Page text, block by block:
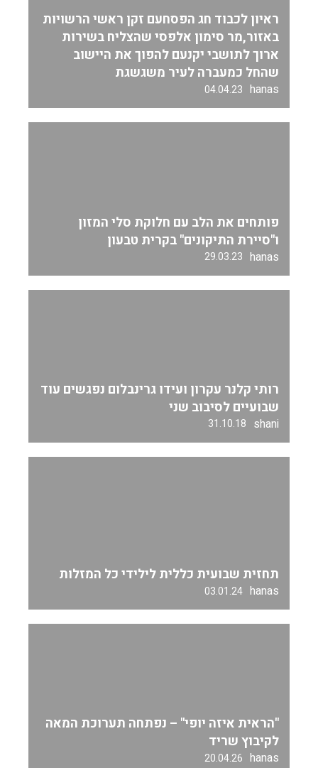
ראיון לכבוד חג הפסחעם זקן ראשי הרשויות
באזור,מר סימון אלפסי שהצליח בשירות
ארוך לתושבי יקנעם להפוך את היישוב
שהחל כמעברה לעיר משגשגת
hanas
04.04.23
פותחים את הלב עם חלוקת סלי המזון
ו"סיירת התיקונים" בקרית טבעון
hanas
29.03.23
רותי קלנר עקרון ועידו גרינבלום נפגשים עוד
שבועיים לסיבוב שני
shani
31.10.18
תחזית שבועית כללית לילידי כל המזלות
hanas
03.01.24
"הראית איזה יופי" – נפתחה תערוכת המאה
לקיבוץ שריד
hanas
20.04.26